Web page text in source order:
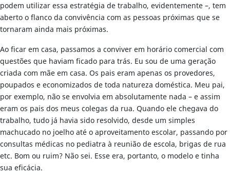
podem utilizar essa estratégia de trabalho, evidentemente –, tem
aberto o flanco da convivência com as pessoas próximas que se
tornaram ainda mais próximas.
Ao ficar em casa, passamos a conviver em horário comercial com
questões que haviam ficado para trás. Eu sou de uma geração
criada com mãe em casa. Os pais eram apenas os provedores,
poupados e economizados de toda natureza doméstica. Meu pai,
por exemplo, não se envolvia em absolutamente nada – e assim
eram os pais dos meus colegas da rua. Quando ele chegava do
trabalho, tudo já havia sido resolvido, desde um simples
machucado no joelho até o aproveitamento escolar, passando por
consultas médicas no pediatra à reunião de escola, brigas de rua
etc. Bom ou ruim? Não sei. Esse era, portanto, o modelo e tinha
sua eficácia.